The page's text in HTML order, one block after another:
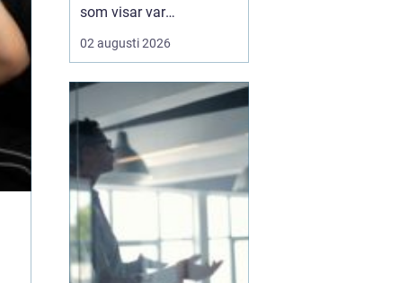
som visar var
jakthunden befinner sig i
realtid. Halsbandet på
med en handenhet eller
app, ofta via gps och
mobilnät, så att
hundföra...
02 augusti 2026